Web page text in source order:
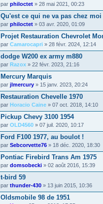
par philoctet » 28 mai 2021, 00:23
Qu'est ce qui ne va pas chez moi
par philoctet » 03 avr. 2020, 01:09
Projet Restauration Chevrolet
par Camarocapri » 28 févr. 2024, 12:14
dodge W200 ex army m880
par Razox » 22 févr. 2023, 21:16
Mercury Marquis
par jlmercury » 15 janv. 2023, 20:24
Restauration Chevelle 1970
par Horacio Caine » 07 oct. 2018, 14:10
Pickup Chevy 3100 1954
par OLD4560 » 07 juil. 2020, 10:17
Ford F100 1977, au boulot !
par Sebcorvette76 » 18 déc. 2020, 18:30
Pontiac Firebird Trans Am 1975
par domsobecki » 02 août 2016, 15:39
t-bird 59
par thunder-430 » 13 juin 2015, 10:36
Oldsmobile 98 de 1951